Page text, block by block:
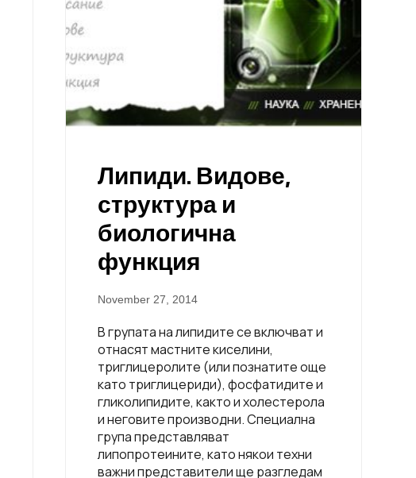
Липиди. Видове,
структура и
биологична
функция
November 27, 2014
В групата на липидите се включват и
отнасят мастните киселини,
триглицеролите (или познатите още
като триглицериди), фосфатидите и
гликолипидите, както и холестерола
и неговите производни. Специална
група представляват
липопротеините, като някои техни
важни представители ще разгледам